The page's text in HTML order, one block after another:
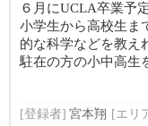
６月にUCLA卒業予
小学生から高校生ま
的な科学などを教え
駐在の方の小中高生
[登録者] 宮本翔 [エリ